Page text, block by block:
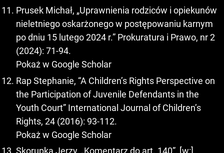
Prusek Michał, „Uprawnienia rodziców i opiekunów
nieletniego oskarżonego w postępowaniu karnym
po dniu 15 lutego 2024 r.” Prokuratura i Prawo, nr 2
(2024): 71-94.
Pokaż w Google Scholar
Rap Stephanie, “A Children’s Rights Perspective on
the Participation of Juvenile Defendants in the
Youth Court” International Journal of Children’s
Rights, 24 (2016): 93-112.
Pokaż w Google Scholar